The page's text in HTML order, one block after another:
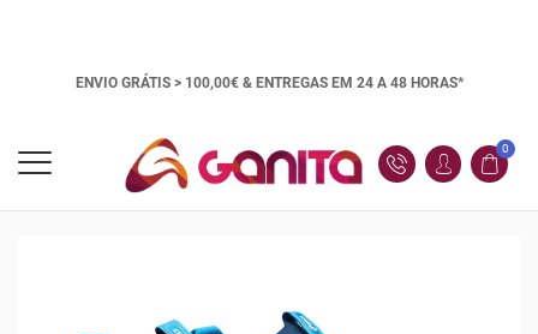
ENVIO GRÁTIS > 100,00€ & ENTREGAS EM 24 A 48 HORAS*
0